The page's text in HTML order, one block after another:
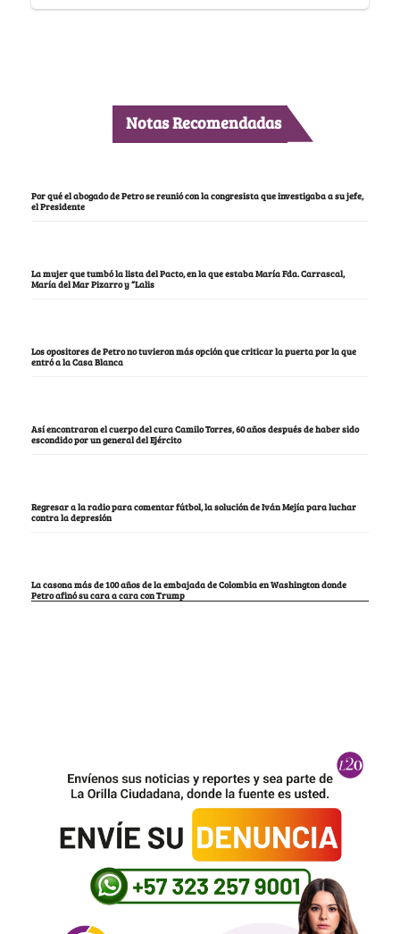
Notas Recomendadas
Por qué el abogado de Petro se reunió con la congresista que investigaba a su jefe,
el Presidente
La mujer que tumbó la lista del Pacto, en la que estaba María Fda. Carrascal,
María del Mar Pizarro y “Lalis
Los opositores de Petro no tuvieron más opción que criticar la puerta por la que
entró a la Casa Blanca
Así encontraron el cuerpo del cura Camilo Torres, 60 años después de haber sido
escondido por un general del Ejército
Regresar a la radio para comentar fútbol, la solución de Iván Mejía para luchar
contra la depresión
La casona más de 100 años de la embajada de Colombia en Washington donde
Petro afinó su cara a cara con Trump